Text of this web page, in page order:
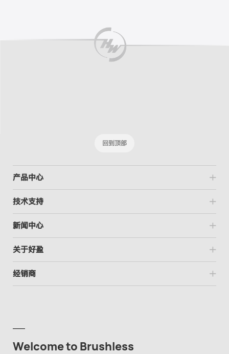
回到顶部
产品中心
技术支持
新闻中心
关于好盈
经销商
Welcome to Brushless